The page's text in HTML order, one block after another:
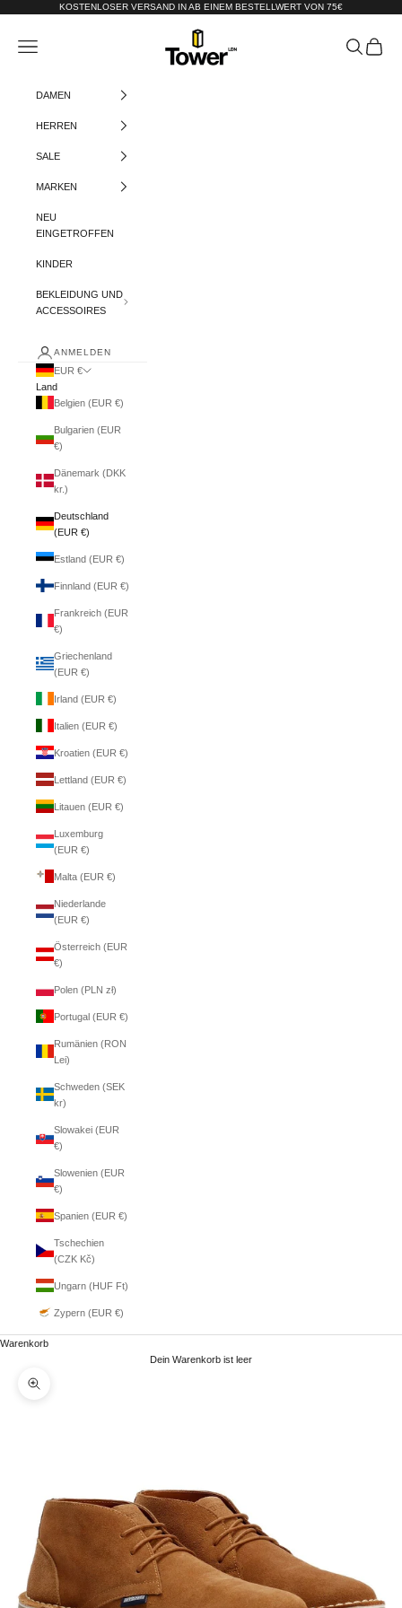
Zum Inhalt springenKOSTENLOSER VERSAND IN AB EINEM BESTELLWERT VON 75€
Tower-London.De
Menü Suchen
DAMEN
HERREN
SALE
MARKEN
NEU
EINGETROFFEN
KINDER
BEKLEIDUNG UND
ACCESSOIRES
ANMELDEN
EUR €
Land
Belgien (EUR €)
Bulgarien (EUR
€)
Dänemark (DKK
kr.)
Deutschland
(EUR €)
Estland (EUR €)
Finnland (EUR €)
Frankreich (EUR
€)
Griechenland
(EUR €)
Irland (EUR €)
Italien (EUR €)
Kroatien (EUR €)
Lettland (EUR €)
Litauen (EUR €)
Luxemburg
(EUR €)
Malta (EUR €)
Niederlande
(EUR €)
Österreich (EUR
€)
Polen (PLN zł)
Portugal (EUR €)
Rumänien (RON
Lei)
Schweden (SEK
kr)
Slowakei (EUR
€)
Slowenien (EUR
€)
Spanien (EUR €)
Tschechien
(CZK Kč)
Ungarn (HUF Ft)
Zypern (EUR €)
Warenkorb
Dein Warenkorb ist leer
Bild vergrößern